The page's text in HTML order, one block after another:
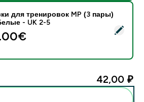
MP (3 пары) — Белые - UK
для тренировок MP (3 пары)
- UK 2-5
42,00 ₽‎